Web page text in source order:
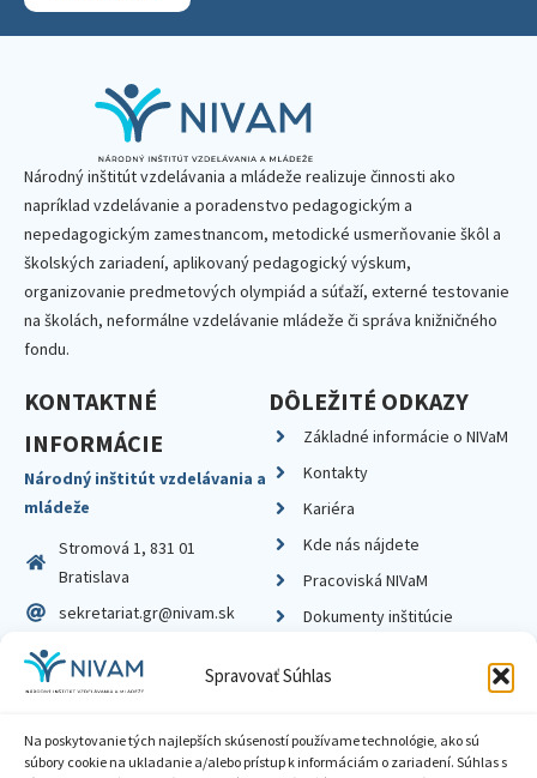
Spravovať Súhlas
Na poskytovanie tých najlepších skúseností používame technológie, ako sú
súbory cookie na ukladanie a/alebo prístup k informáciám o zariadení. Súhlas s
Národný inštitút vzdelávania a mládeže realizuje činnosti ako
napríklad vzdelávanie a poradenstvo pedagogickým a
nepedagogickým zamestnancom, metodické usmerňovanie škôl a
školských zariadení, aplikovaný pedagogický výskum,
organizovanie predmetových olympiád a súťaží, externé testovanie
na školách, neformálne vzdelávanie mládeže či správa knižničného
fondu.
KONTAKTNÉ
INFORMÁCIE
Národný inštitút vzdelávania a
mládeže
Stromová 1, 831 01
Bratislava
sekretariat.gr@nivam.sk
IČO: 00164348
DIČ: 2020798714
DÔLEŽITÉ ODKAZY
Základné informácie o NIVaM
Kontakty
Kariéra
Kde nás nájdete
Pracoviská NIVaM
Dokumenty inštitúcie